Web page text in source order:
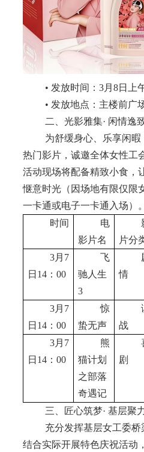
• 发放时间：3月8日上
• 发放地点：主楼前广
二、光影雅集· 闲情逸
为舒缓身心、乐享闲
热门影片，诚邀全体女性工
活动现场将配备精致小食，
惬意时光（因场地有限仅限
一卡通或电子一卡通入场）。
时间
电
影片名
片分
3月7
日14：00
飞
驰人生
3
情
3月7
日14：00
惊
蛰无声
战
3月7
日14：00
熊
猫计划
之部落
奇遇记
剧
三、匠心筑梦· 基层聚
充分发挥基层女工委
结合实际开展特色庆祝活动